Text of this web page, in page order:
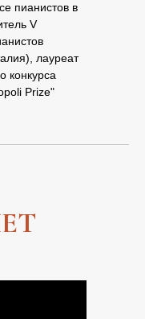
пианистов в
V
лауреат
конкурса
Prize"